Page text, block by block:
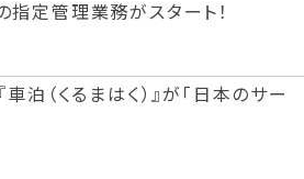
定管理業務がスタート！
泊（くるまはく）』が「日本のサー